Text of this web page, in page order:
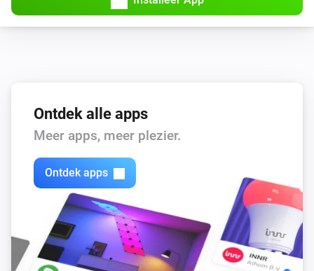
Apparaatgegevens bijwerken
... locatietracking
Ontdek alle apps
Meer apps, meer plezier.
Ontdek apps